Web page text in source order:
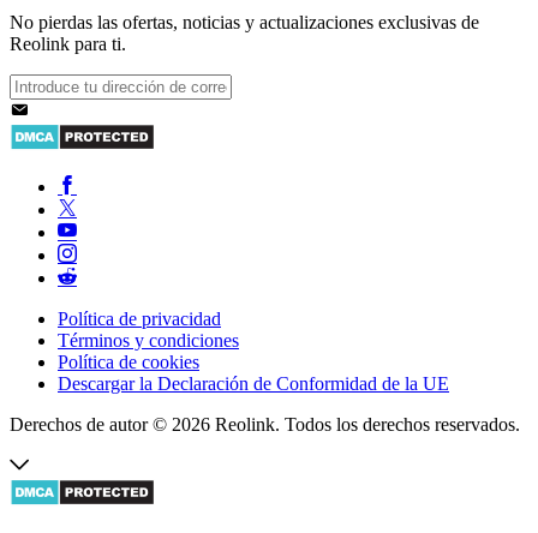
No pierdas las ofertas, noticias y actualizaciones exclusivas de
Reolink para ti.
Política de privacidad
Términos y condiciones
Política de cookies
Descargar la Declaración de Conformidad de la UE
Derechos de autor © 2026 Reolink. Todos los derechos reservados.